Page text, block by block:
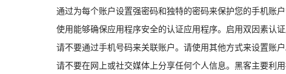
通过为每个账户设置强密码和独特的密码来保护您的手机账户
使用能够确保应用程序安全的认证应用程序。启用双因素认
请不要通过手机号码来关联账户。请使用其他方式来设置账户
请不要在网上或社交媒体上分享任何个人信息。黑客主要利